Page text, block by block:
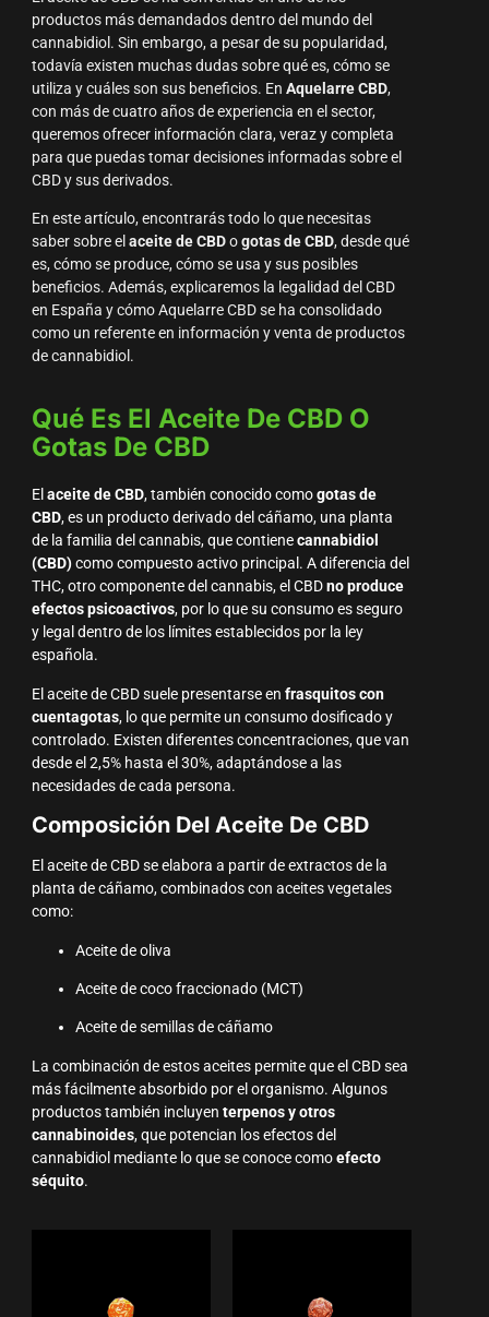
productos más demandados dentro del mundo del
cannabidiol. Sin embargo, a pesar de su popularidad,
todavía existen muchas dudas sobre qué es, cómo se
utiliza y cuáles son sus beneficios. En Aquelarre CBD,
con más de cuatro años de experiencia en el sector,
queremos ofrecer información clara, veraz y completa
para que puedas tomar decisiones informadas sobre el
CBD y sus derivados.
En este artículo, encontrarás todo lo que necesitas
saber sobre el aceite de CBDogotas de CBD, desde qué
es, cómo se produce, cómo se usa y sus posibles
beneficios. Además, explicaremos la legalidad del CBD
en España y cómo Aquelarre CBD se ha consolidado
como un referente en información y venta de productos
de cannabidiol.
Qué Es El Aceite De CBD O
Gotas De CBD
Elaceite de CBD, también conocido comogotas de
CBD, es un producto derivado del cáñamo, una planta
de la familia del cannabis, que contienecannabidiol
(CBD)como compuesto activo principal. A diferencia del
THC, otro componente del cannabis, el CBDno produce
efectos psicoactivos, por lo que su consumo es seguro
y legal dentro de los límites establecidos por la ley
española.
El aceite de CBD suele presentarse en frasquitos con
cuentagotas, lo que permite un consumo dosificado y
controlado. Existen diferentes concentraciones, que van
desde el 2,5% hasta el 30%, adaptándose a las
necesidades de cada persona.
Composición Del Aceite De CBD
El aceite de CBD se elabora a partir de extractos de la
planta de cáñamo, combinados con aceites vegetales
como:
Aceite de oliva
Aceite de coco fraccionado (MCT)
Aceite de semillas de cáñamo
La combinación de estos aceites permite que el CBD sea
más fácilmente absorbido por el organismo. Algunos
productos también incluyen terpenos y otros
cannabinoides, que potencian los efectos del
cannabidiol mediante lo que se conoce comoefecto
séquito.